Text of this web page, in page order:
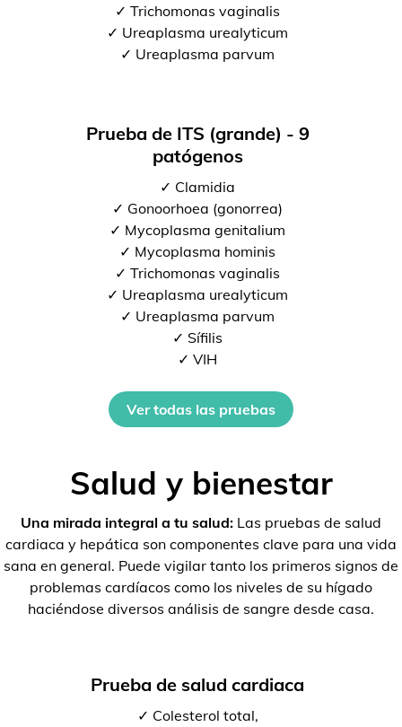
✓ Trichomonas vaginalis
✓ Ureaplasma urealyticum
✓ Ureaplasma parvum
Prueba de ITS (grande) - 9
patógenos
✓ Clamidia
✓ Gonoorhoea (gonorrea)
✓ Mycoplasma genitalium
✓ Mycoplasma hominis
✓ Trichomonas vaginalis
✓ Ureaplasma urealyticum
✓ Ureaplasma parvum
✓ Sífilis
✓ VIH
Ver todas las pruebas
Salud y bienestar
Una mirada integral a tu salud: Las pruebas de salud
cardiaca y hepática son componentes clave para una vida
sana en general. Puede vigilar tanto los primeros signos de
problemas cardíacos como los niveles de su hígado
haciéndose diversos análisis de sangre desde casa.
Prueba de salud cardiaca
✓ Colesterol total,